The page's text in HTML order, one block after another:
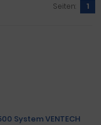
Seiten: 1
System VENTECH